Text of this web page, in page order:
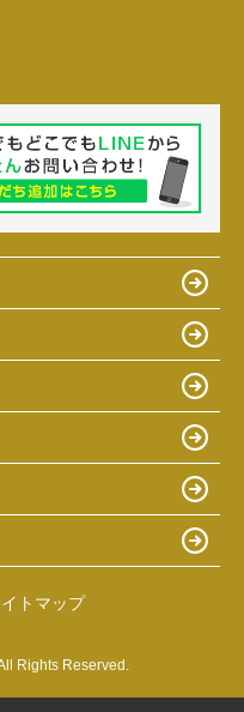
トマップ
Rights Reserved.